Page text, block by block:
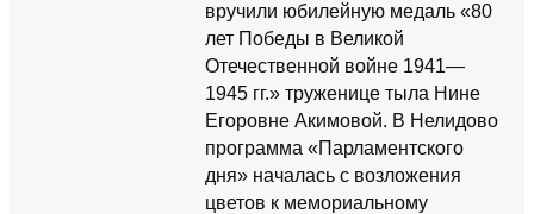
вручили юбилейную медаль «80
лет Победы в Великой
Отечественной войне 1941—
1945 гг.» труженице тыла Нине
Егоровне Акимовой. В Нелидово
программа «Парламентского
дня» началась с возложения
цветов к мемориальному